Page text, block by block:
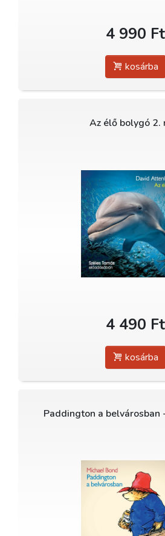
4 990 Ft
kosárba
Az élő bolygó 2.
4 490 Ft
kosárba
Paddington a belvárosban